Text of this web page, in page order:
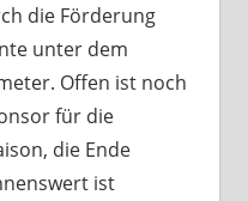
die Förderung
unter dem
Offen ist noch
für die
die Ende
ist